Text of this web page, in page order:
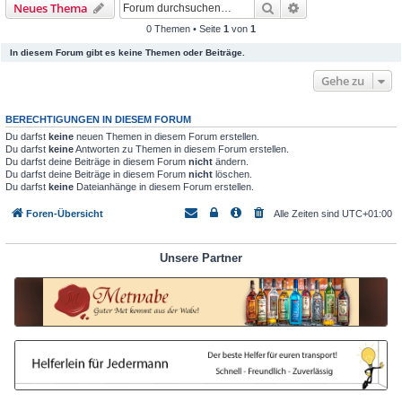
Neues Thema Suche
0 Themen • Seite 1 von 1
In diesem Forum gibt es keine Themen oder Beiträge.
Gehe zu
BERECHTIGUNGEN IN DIESEM FORUM
Du darfst keine neuen Themen in diesem Forum erstellen.
Du darfst keineAntworten zu Themen in diesem Forum erstellen.
Du darfst deine Beiträge in diesem Forum nicht ändern.
Du darfst deine Beiträge in diesem Forum nicht löschen.
Du darfst keine Dateianhänge in diesem Forum erstellen.
Foren-Übersicht Alle Zeiten sind UTC+01:00
Unsere Partner